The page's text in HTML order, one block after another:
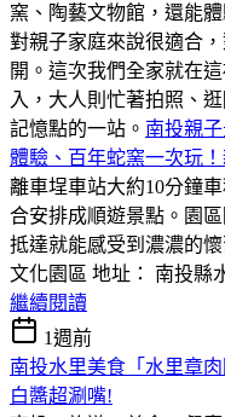
窯、陶藝文物館，還能
對親子家庭來說很適合
開。這次我們全家就在
入，大人則忙著拍照、
記憶點的一站。 南投親
體驗、百年蛇窯一次玩
離車埕車站大約10分鐘
合安排成順遊景點。園
抵達就能感受到濃濃的
文化園區 地址： 南投縣
繼續閱讀
1週前
南投水里美食「水里章
白醬超涮嘴!